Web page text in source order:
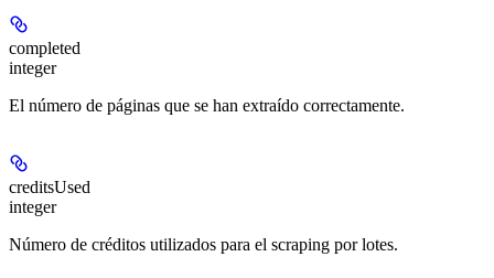
completed
integer
El número de páginas que se han extraído correctamente.
creditsUsed
integer
Número de créditos utilizados para el scraping por lotes.